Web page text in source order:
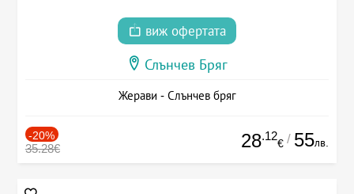
виж офертата
Слънчев Бряг
Жерави - Слънчев бряг
-20%
35.28€ 28.12
€ / 55лв.